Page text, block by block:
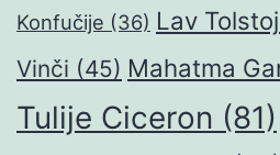
Konfučije (36) Lav Tolstoj
Vinči (45) Mahatma
Tulije Ciceron (81)